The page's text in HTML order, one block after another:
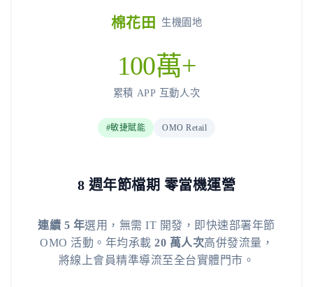
棉花田 生機園地
100萬+
累積 APP 互動人次
#敏捷賦能 OMO Retail
8 週年節檔期 零當機運營
連續 5 年選用，無需 IT 開發，即快速部署年節
OMO 活動。年均承載 20 萬人次高併發流量，
將線上會員精準導流至全台實體門市。